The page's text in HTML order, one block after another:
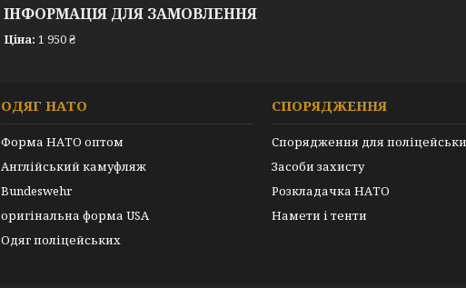
ІНФОРМАЦІЯ ДЛЯ ЗАМОВЛЕННЯ
Ціна: 1 950 ₴
ОДЯГ НАТО
Форма НАТО оптом
Англійський камуфляж
Bundeswehr
оригінальна форма USA
Одяг поліцейських
СПОРЯДЖЕННЯ
Спорядження для
Засоби захисту
Розкладачка НАТО
Намети і тенти